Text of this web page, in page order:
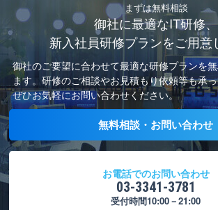
まずは無料相談
御社に最適なIT研修、
新入社員研修プランをご用意
御社のご要望に合わせて最適な研修プランを
ます。 研修のご相談やお見積もり依頼等も承
ぜひお気軽にお問い合わせください。
無料相談・お問い合わせ
お電話でのお問い合わせ
03-3341-3781
受付時間10:00－21:00